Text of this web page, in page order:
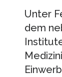
Unter
dem